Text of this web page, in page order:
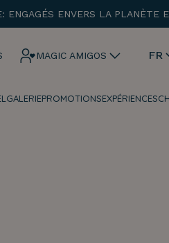
ENGAGÉS ENVERS LA PLANÈTE
MAGIC AMIGOS FR
GALERIEPROMOTIONSEXPÉRIENCES